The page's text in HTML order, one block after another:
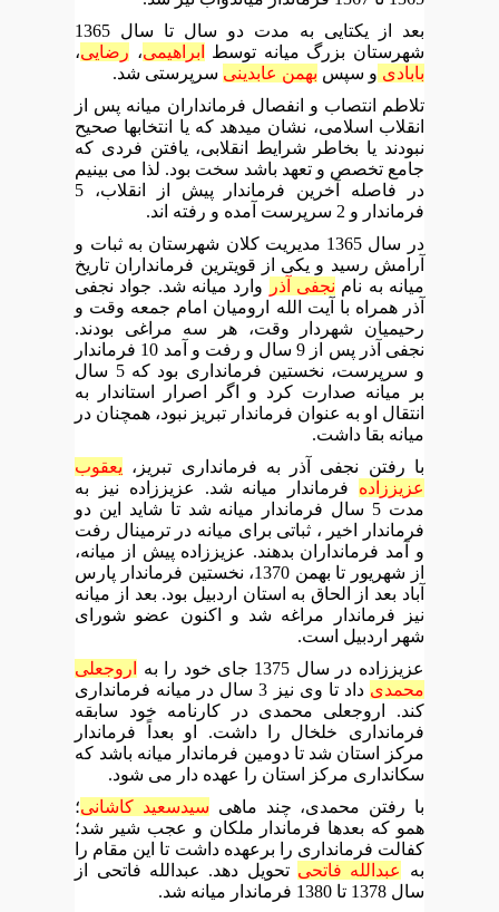
بعد از یکتایی به مدت دو سال تا سال 1365
شهرستان بزرگ میانه توسط
ابراهیمی، رضایی،
بابادی و سپس بهمن عابدینی سرپرستی شد.
تلاطم انتصاب و انفصال فرمانداران میانه پس از
انقلاب اسلامی، نشان میدهد که یا انتخابها صحیح
نبودند یا بخاطر شرایط انقلابی، یافتن فردی که
جامع تخصص و تعهد باشد سخت بود. لذا می بینیم
در فاصله آخرین فرماندار پیش از انقلاب، 5
فرماندار و 2 سرپرست آمده و رفته اند.
در سال 1365 مدیریت کلان شهرستان به ثبات و
آرامش رسید و یکی از قویترین فرمانداران تاریخ
میانه به نام نجفی آذر
وارد میانه شد. جواد نجفی
آذر همراه با آیت الله ارومیان امام جمعه وقت و
رحیمیان شهردار وقت، هر سه مراغی بودند.
نجفی آذر پس از 9 سال و رفت و آمد 10 فرماندار
و سرپرست، نخستین فرمانداری بود که 5 سال
بر میانه صدارت کرد و اگر اصرار استاندار به
انتقال او به عنوان فرماندار تبریز نبود، همچنان در
میانه بقا داشت.
با رفتن نجفی آذر به فرمانداری تبریز، یعقوب
عزیززاده فرماندار میانه شد. عزیززاده نیز به
مدت 5 سال فرماندار میانه شد تا شاید این دو
فرماندار اخیر ، ثباتی برای میانه در ترمینال رفت
و آمد فرمانداران بدهند. عزیززاده پیش از میانه،
از شهریور تا بهمن 1370، نخستین فرماندار پارس
آباد بعد از الحاق به استان اردبیل بود. بعد از میانه
نیز فرماندار مراغه شد و اکنون عضو شورای
شهر اردبیل است.
عزیززاده در سال 1375 جای خود را به
اروجعلی
محمدی
داد تا وی نیز 3 سال در میانه فرمانداری
کند. اروجعلی محمدی در کارنامه خود سابقه
فرمانداری خلخال را داشت. او بعداً فرماندار
مرکز استان شد تا دومین فرماندار میانه باشد که
سکانداری مرکز استان را عهده دار می شود.
با رفتن محمدی، چند ماهی سیدسعید کاشانی؛
همو که بعدها فرماندار ملکان و عجب شیر شد؛
کفالت فرمانداری را برعهده داشت تا این مقام را
به
عبدالله فاتحی تحویل دهد. عبدالله فاتحی از
سال 1378 تا 1380 فرماندار میانه شد.